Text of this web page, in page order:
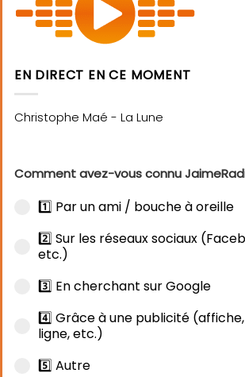
EN DIRECT EN CE MOMENT
Comment avez-vous connu
1️⃣ Par un ami / bouche à oreille
2️⃣ Sur les réseaux sociaux
etc.)
3️⃣ En cherchant sur Google
4️⃣ Grâce à une publicité
ligne, etc.)
5️⃣ Autre